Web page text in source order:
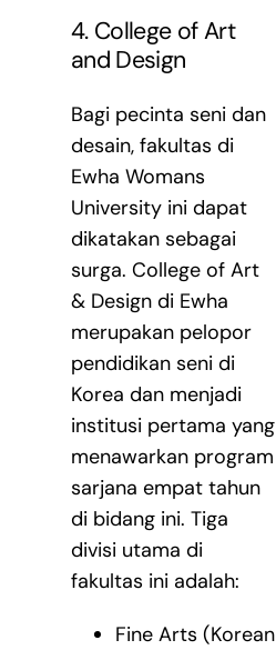
4. College of Art
and Design
Bagi pecinta seni dan
desain, fakultas di
Ewha Womans
University ini dapat
dikatakan sebagai
surga. College of Art
& Design di Ewha
merupakan pelopor
pendidikan seni di
Korea dan menjadi
institusi pertama yang
menawarkan program
sarjana empat tahun
di bidang ini. Tiga
divisi utama di
fakultas ini adalah:
Fine Arts (Korean